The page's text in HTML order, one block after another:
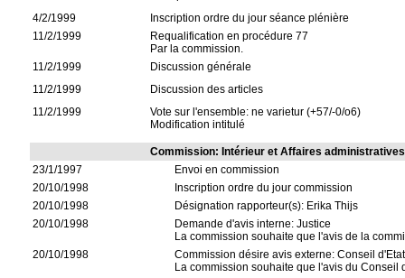
4/2/1999
Inscription ordre du jour séance plénière
11/2/1999
Requalification en procédure 77
Par la commission.
11/2/1999
Discussion générale
11/2/1999
Discussion des articles
11/2/1999
Vote sur l'ensemble: ne varietur (+57/-0/o6)
Modification intitulé
Commission: Intérieur et Affaires administratives
23/1/1997
Envoi en commission
20/10/1998
Inscription ordre du jour commission
20/10/1998
Désignation rapporteur(s): Erika Thijs
20/10/1998
Demande d'avis interne: Justice
La commission souhaite que l'avis de la
20/10/1998
Commission désire avis externe: Conseil d'Etat
La commission souhaite que l'avis du Conseil